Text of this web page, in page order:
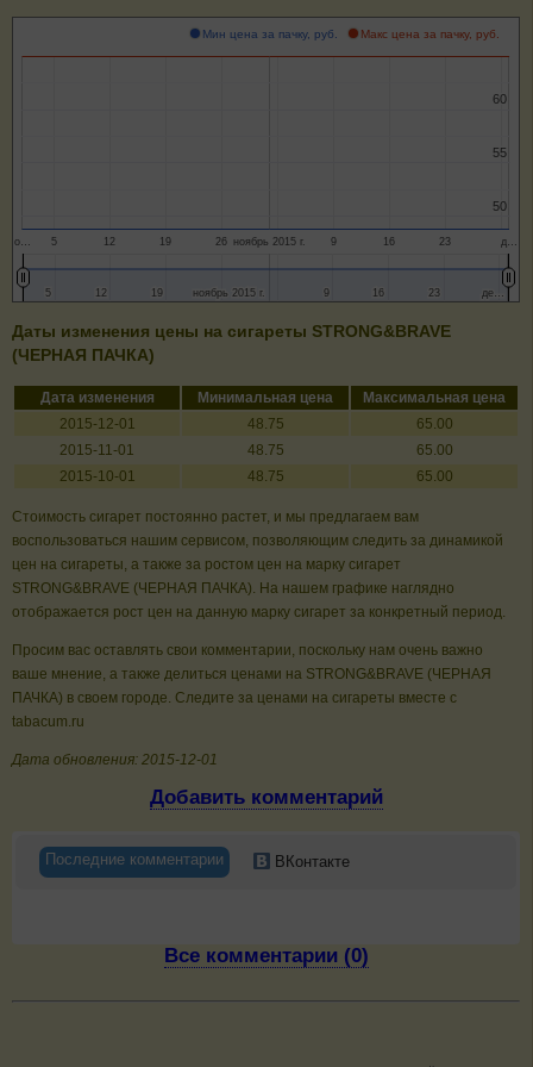
Мин цена за пачку, руб. Макс цена за пачку, руб.
о… ноябрь 2015 г. д…
5 12 19 26 9 16 23
50
50
55
55
60
60
ноябрь 2015 г.
ноябрь 2015 г. де…
де…
5
5 12
12 19
19 9
9 16
16 23
23
Даты изменения цены на сигареты STRONG&BRAVE
(ЧЕРНАЯ ПАЧКА)
Дата изменения Минимальная цена
Максимальная цена
2015-12-01
48.75
65.00
2015-11-01
48.75
65.00
2015-10-01
48.75 65.00
Стоимость сигарет постоянно растет, и мы предлагаем вам
воспользоваться нашим сервисом, позволяющим следить за динамикой
цен на сигареты, а также за ростом цен на марку сигарет
STRONG&BRAVE (ЧЕРНАЯ ПАЧКА). На нашем графике наглядно
отображается рост цен на данную марку сигарет за конкретный период.
Просим вас оставлять свои комментарии, поскольку нам очень важно
ваше мнение, а также делиться ценами на STRONG&BRAVE (ЧЕРНАЯ
ПАЧКА) в своем городе. Следите за ценами на сигареты вместе с
tabacum.ru
Дата обновления: 2015-12-01
Добавить комментарий
Последние комментарии ВКонтакте
Все комментарии (0)